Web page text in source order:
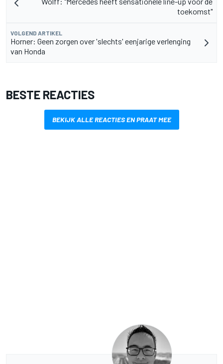
toekomst"
VOLGEND ARTIKEL
Horner: Geen zorgen over 'slechts' eenjarige verlenging
van Honda
BESTE REACTIES
BEKIJK ALLE REACTIES EN PRAAT MEE